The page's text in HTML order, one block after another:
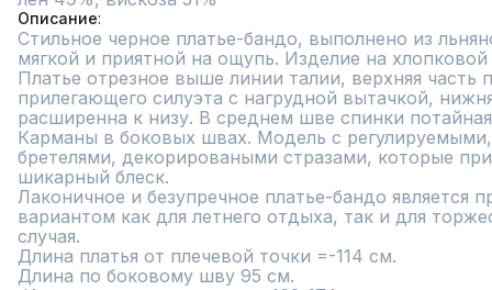
Описание
Стильное черное платье-бандо, выполнено из
мягкой и приятной на ощупь. Изделие на
Платье отрезное выше линии талии, верхняя часть
прилегающего силуэта с нагрудной вытачкой,
расширенна к низу. В среднем шве спинки
Карманы в боковых швах. Модель с
бретелями, декорироваными стразами, которые
шикарный блеск.
Лаконичное и безупречное платье-бандо является
вариантом как для летнего отдыха, так и для
Длина платья от плечевой точки =-114 см.
Длина по боковому шву